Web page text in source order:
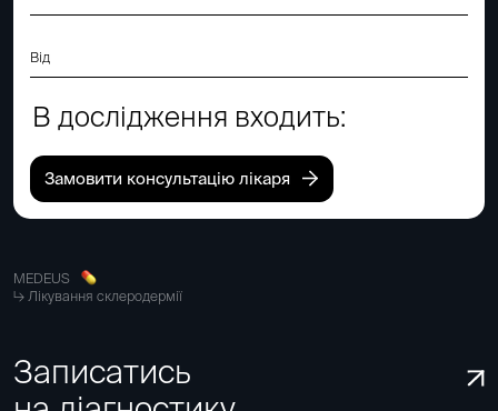
Від
В дослідження входить:
Замовити консультацію лікаря
MEDEUS
Лікування склеродермії
Записатись